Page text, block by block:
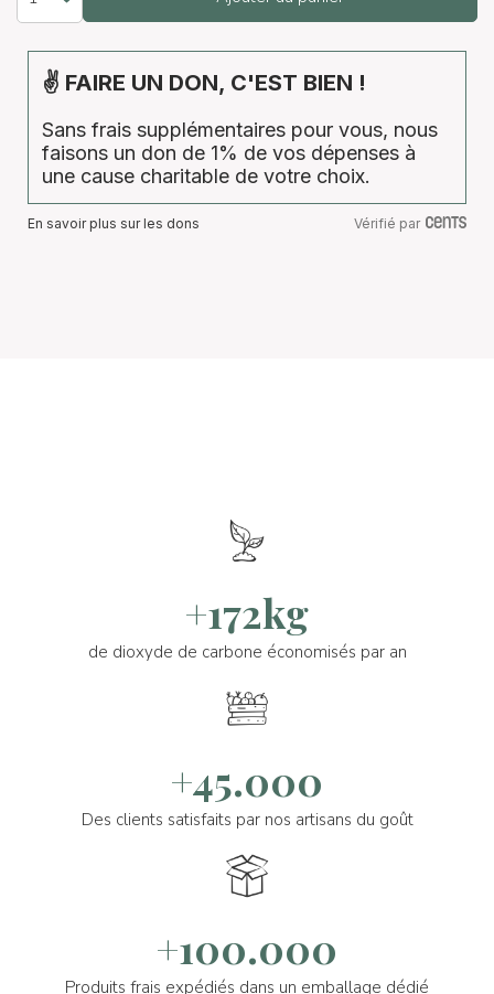
✌ FAIRE UN DON, C'EST BIEN !
Sans frais supplémentaires pour vous, nous
faisons un don de 1% de vos dépenses à
une cause charitable de votre choix.
En savoir plus sur les dons Vérifié par
+172kg
de dioxyde de carbone économisés par an
+45.000
Des clients satisfaits par nos artisans du goût
+100.000
Produits frais expédiés dans un emballage dédié